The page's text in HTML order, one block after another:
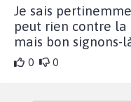
Je sais
peut rien contre
mais bon signons-
0 0